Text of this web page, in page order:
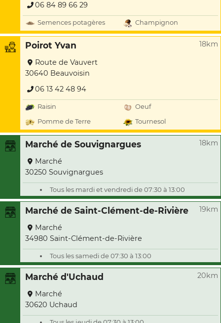
06 84 89 66 29
Semences potagères Champignon
Poirot Yvan 18km
Route de Vauvert
30640 Beauvoisin
06 13 42 48 94
Raisin
Oeuf
Pomme de Terre
Tournesol
Marché de Souvignargues 18km
Marché
30250 Souvignargues
Tous les mardi et vendredi de 07:30 à 13:00
Marché de Saint-Clément-de-Rivière 19km
Marché
34980 Saint-Clément-de-Rivière
Tous les samedi de 07:30 à 13:00
Marché d'Uchaud 20km
Marché
30620 Uchaud